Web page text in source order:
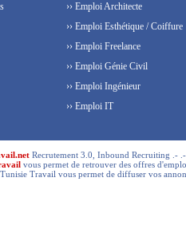
›› Emploi Architecte
›› Emploi Esthétique / Coiffure
›› Emploi Freelance
›› Emploi Génie Civil
›› Emploi Ingénieur
›› Emploi IT
Recrutement 3.0, Inbound Recruiting .-
vous permet de retrouver des offres
Travail vous permet de diffuser vos